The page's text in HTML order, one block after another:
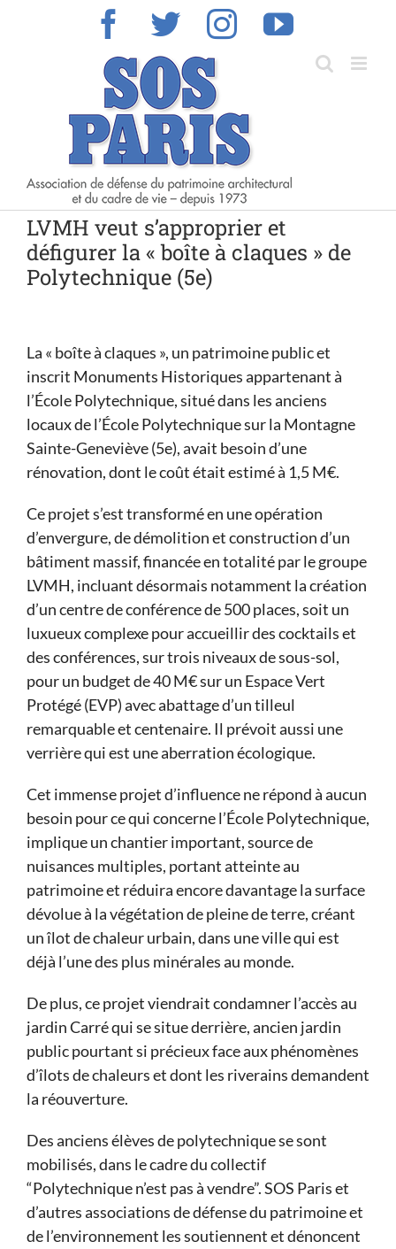
Facebook
TwitterInstagram
LVMH veut s’approprier et
défigurer la « boîte à claques » de
Polytechnique (5e)
La « boîte à claques », un patrimoine public et
inscrit Monuments Historiques appartenant à
l’École Polytechnique, situé dans les anciens
locaux de l’École Polytechnique sur la Montagne
Sainte-Geneviève (5e), avait besoin d’une
rénovation, dont le coût était estimé à 1,5 M€.
Ce projet s’est transformé en une opération
d’envergure, de démolition et construction d’un
bâtiment massif, financée en totalité par le groupe
LVMH, incluant désormais notamment la création
d’un centre de conférence de 500 places, soit un
luxueux complexe pour accueillir des cocktails et
des conférences, sur trois niveaux de sous-sol,
pour un budget de 40 M€ sur un Espace Vert
Protégé (EVP) avec abattage d’un tilleul
remarquable et centenaire. Il prévoit aussi une
verrière qui est une aberration écologique.
Cet immense projet d’influence ne répond à aucun
besoin pour ce qui concerne l’École Polytechnique,
implique un chantier important, source de
nuisances multiples, portant atteinte au
patrimoine et réduira encore davantage la surface
dévolue à la végétation de pleine de terre, créant
un îlot de chaleur urbain, dans une ville qui est
déjà l’une des plus minérales au monde.
De plus, ce projet viendrait condamner l’accès au
jardin Carré qui se situe derrière, ancien jardin
public pourtant si précieux face aux phénomènes
d’îlots de chaleurs et dont les riverains demandent
la réouverture.
Des anciens élèves de polytechnique se sont
mobilisés, dans le cadre du collectif
“Polytechnique n’est pas à vendre”. SOS Paris et
d’autres associations de défense du patrimoine et
de l’environnement les soutiennent et dénoncent